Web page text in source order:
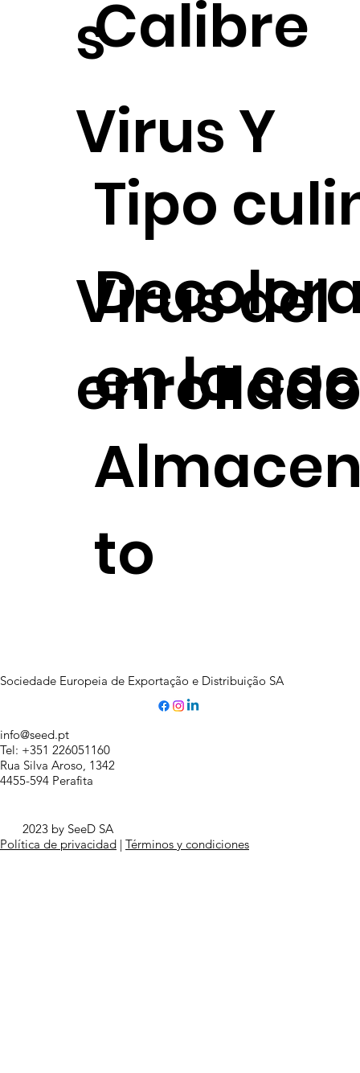
s
Virus del
Virus Y
Calibre
Tipo
en la
to
2023 by SeeD SA
Política de privacidad | Términos y condiciones
Sociedade Europeia de Exportação e Distribuição SA
info@seed.pt
Tel: +351 226051160
Rua Silva Aroso, 1342
4455-594 Perafita